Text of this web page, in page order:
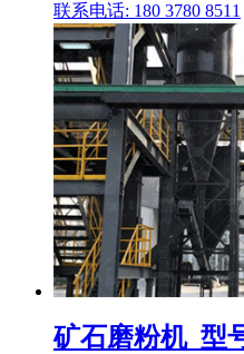
联系电话: 180 3780 8511
矿石磨粉机_型